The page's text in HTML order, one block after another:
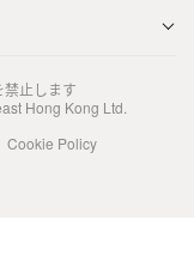
止します
Hong Kong Ltd.
Cookie Policy